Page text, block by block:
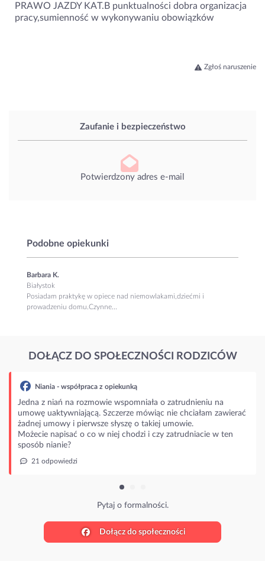
Zaufanie i bezpieczeństwo
Potwierdzony adres e-mail
Podobne opiekunki
Barbara K.
Białystok
Posiadam praktykę w opiece nad niemowlakami,dziećmi i
prowadzeniu domu.Czynne...
PRAWO JAZDY KAT.B punktualności dobra organizacja
pracy,sumienność w wykonywaniu obowiązków
Zgłoś naruszenie
DOŁĄCZ DO SPOŁECZNOŚCI RODZICÓW
Niania - współpraca z opiekunką
Jedna z niań na rozmowie wspomniała o zatrudnieniu na
umowę uaktywniającą. Szczerze mówiąc nie chciałam zawierać
żadnej umowy i pierwsze słyszę o takiej umowie.
Możecie napisać o co w niej chodzi i czy zatrudniacie w ten
sposób nianie?
21 odpowiedzi
Pytaj o formalności.
Dołącz do społeczności